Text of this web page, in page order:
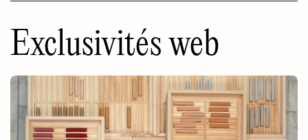
Exclusivités web